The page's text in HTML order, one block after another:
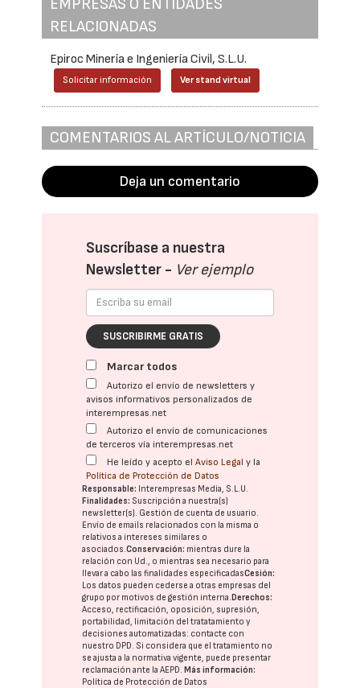
RELACIONADAS
Epiroc Minería e Ingeniería Civil, S.L.U.
Solicitar información Ver stand virtual
COMENTARIOS AL ARTÍCULO/NOTICIA
Deja un comentario
Suscríbase a nuestra
Newsletter - Ver ejemplo
SUSCRIBIRME GRATIS
Marcar todos
Autorizo el envío de newsletters y
avisos informativos personalizados de
interempresas.net
Autorizo el envío de comunicaciones
de terceros vía interempresas.net
He leído y acepto elAviso Legal y la
Política de Protección de Datos
Responsable: Interempresas Media, S.L.U.
Finalidades: Suscripción a nuestra(s)
newsletter(s). Gestión de cuenta de usuario.
Envío de emails relacionados con la misma o
relativos a intereses similares o
asociados.Conservación: mientras dure la
relación con Ud., o mientras sea necesario para
llevar a cabo las finalidades especificadasCesión:
Los datos pueden cederse a otras empresas del
grupo por motivos de gestión interna.Derechos:
Acceso, rectificación, oposición, supresión,
portabilidad, limitación del tratatamiento y
decisiones automatizadas: contacte con
nuestro DPD. Si considera que el tratamiento no
se ajusta a la normativa vigente, puede presentar
reclamación ante laAEPD.Más información:
Política de Protección de Datos